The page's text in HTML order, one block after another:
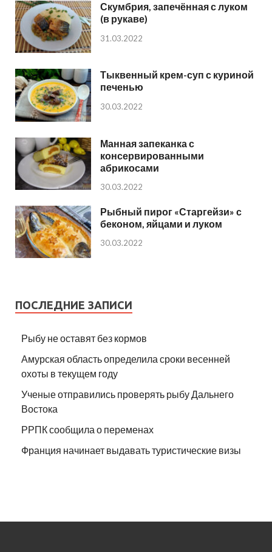
Скумбрия, запечённая с луком
(в рукаве)
31.03.2022
Тыквенный крем-суп с куриной
печенью
30.03.2022
Манная запеканка с
консервированными
абрикосами
30.03.2022
Рыбный пирог «Старгейзи» с
беконом, яйцами и луком
30.03.2022
ПОСЛЕДНИЕ ЗАПИСИ
Рыбу не оставят без кормов
Амурская область определила сроки весенней
охоты в текущем году
Ученые отправились проверять рыбу Дальнего
Востока
РРПК сообщила о переменах
Франция начинает выдавать туристические визы